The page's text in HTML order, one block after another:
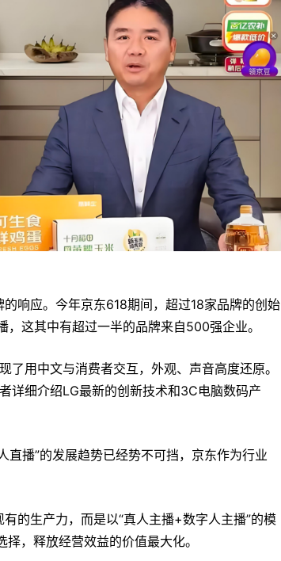
响应。今年京东618期间，超过18家品牌的创始
这其中有超过一半的品牌来自500强企业。
用中文与消费者交互，外观、声音高度还原。
详细介绍LG最新的创新技术和3C电脑数码产
直播”的发展趋势已经势不可挡，京东作为行业
的生产力，而是以“真人主播+数字人主播”的模
，释放经营效益的价值最大化。